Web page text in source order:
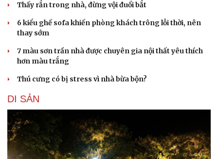
Cải chính
Thấy rắn trong nhà, đừng vội đuổi bắt
6 kiểu ghế sofa khiến phòng khách trông lỗi thời, nên
thay sớm
7 màu sơn trần nhà được chuyên gia nội thất yêu thích
hơn màu trắng
Thú cưng có bị stress vì nhà bừa bộn?
DI SẢN